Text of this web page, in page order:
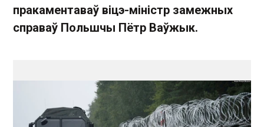
пракаментаваў віцэ-міністр замежных
справаў Польшчы Пётр Ваўжык.